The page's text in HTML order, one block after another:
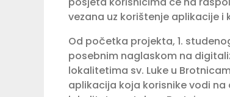
vezana uz korištenje aplikacije
Od početka projekta, 1.
posebnim naglaskom na
lokalitetima sv. Luke u
aplikacija koja korisnike vodi